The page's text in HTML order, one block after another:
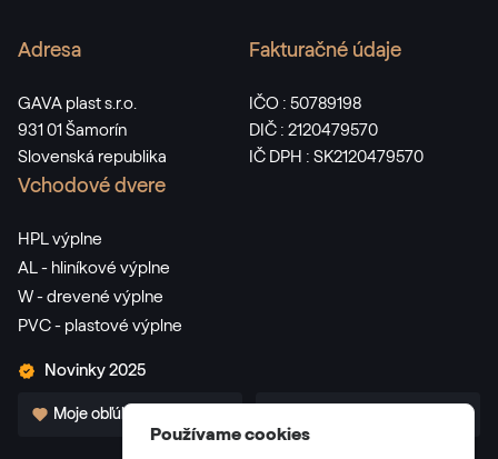
Adresa
GAVA plast s.r.o.
931 01 Šamorín
Slovenská republika
Fakturačné údaje
IČO : 50789198
DIČ : 2120479570
IČ DPH : SK2120479570
Vchodové dvere
HPL výplne
AL - hliníkové výplne
W - drevené výplne
PVC - plastové výplne
Novinky 2025
Moje obľúbené
Používame cookies